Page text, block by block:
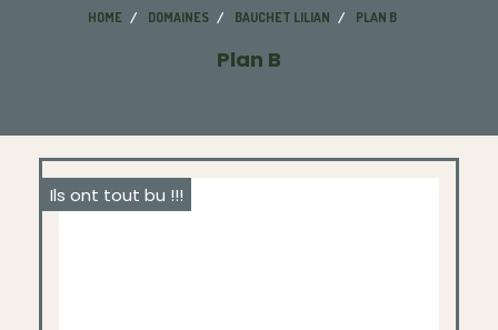
HOME DOMAINES BAUCHET LILIAN PLAN B
Plan B
Ils ont tout bu !!!